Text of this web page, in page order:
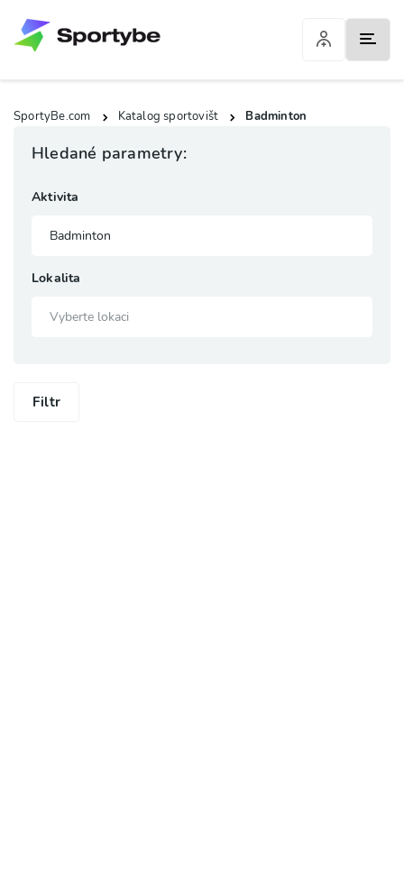
SportyBe.com Katalog sportovišt Badminton
Hledané parametry:
Aktivita
Lokalita
Filtr